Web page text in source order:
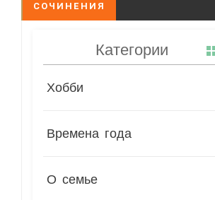
СОЧИНЕНИЯ
Категории
Хобби
Времена года
О семье